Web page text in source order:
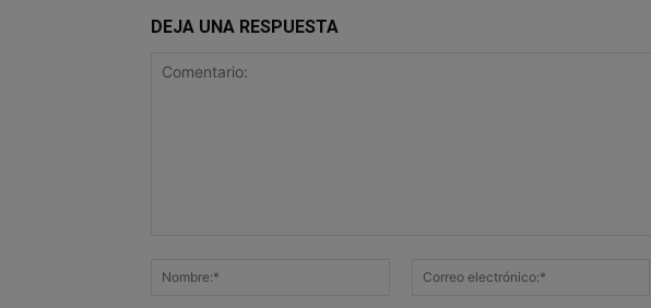
DEJA UNA RESPUESTA
Nombre:*